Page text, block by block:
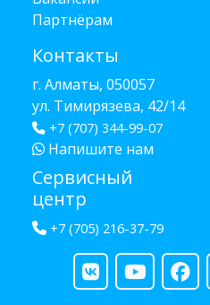
Партнёрам
Контакты
г. Алматы, 050057
ул. Тимирязева, 42/14
+7 (707) 344-99-07
Напишите нам
Сервисный
центр
+7 (705) 216-37-79